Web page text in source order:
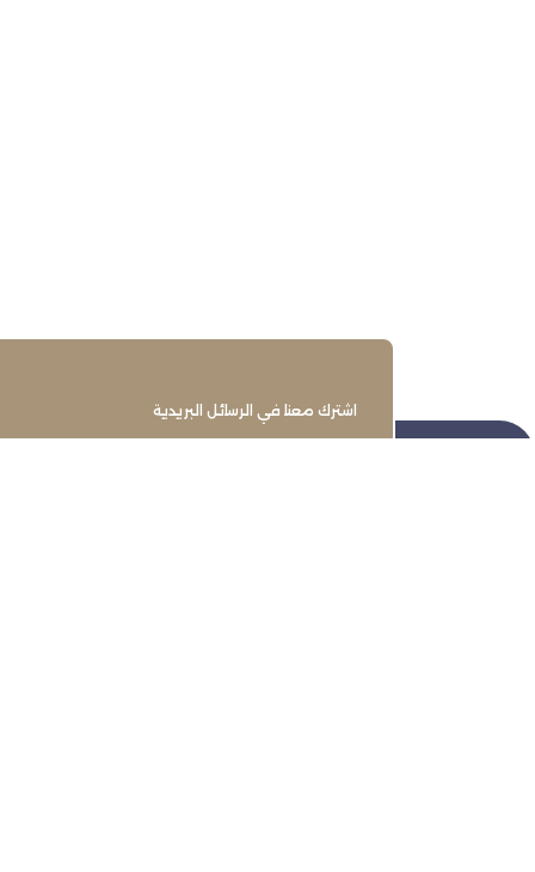
اشترك معنا في الرسائل البريدية